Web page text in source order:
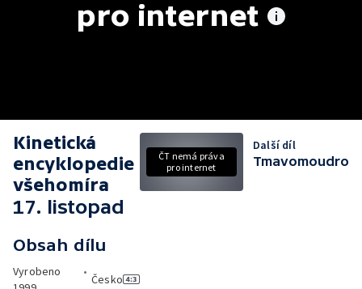
pro internet
Kinetická
encyklopedie
všehomíra
17. listopad
Obsah dílu
Vyrobeno
•
Česko
ČT nemá práva
pro internet
Další díl
Tmavomoudro